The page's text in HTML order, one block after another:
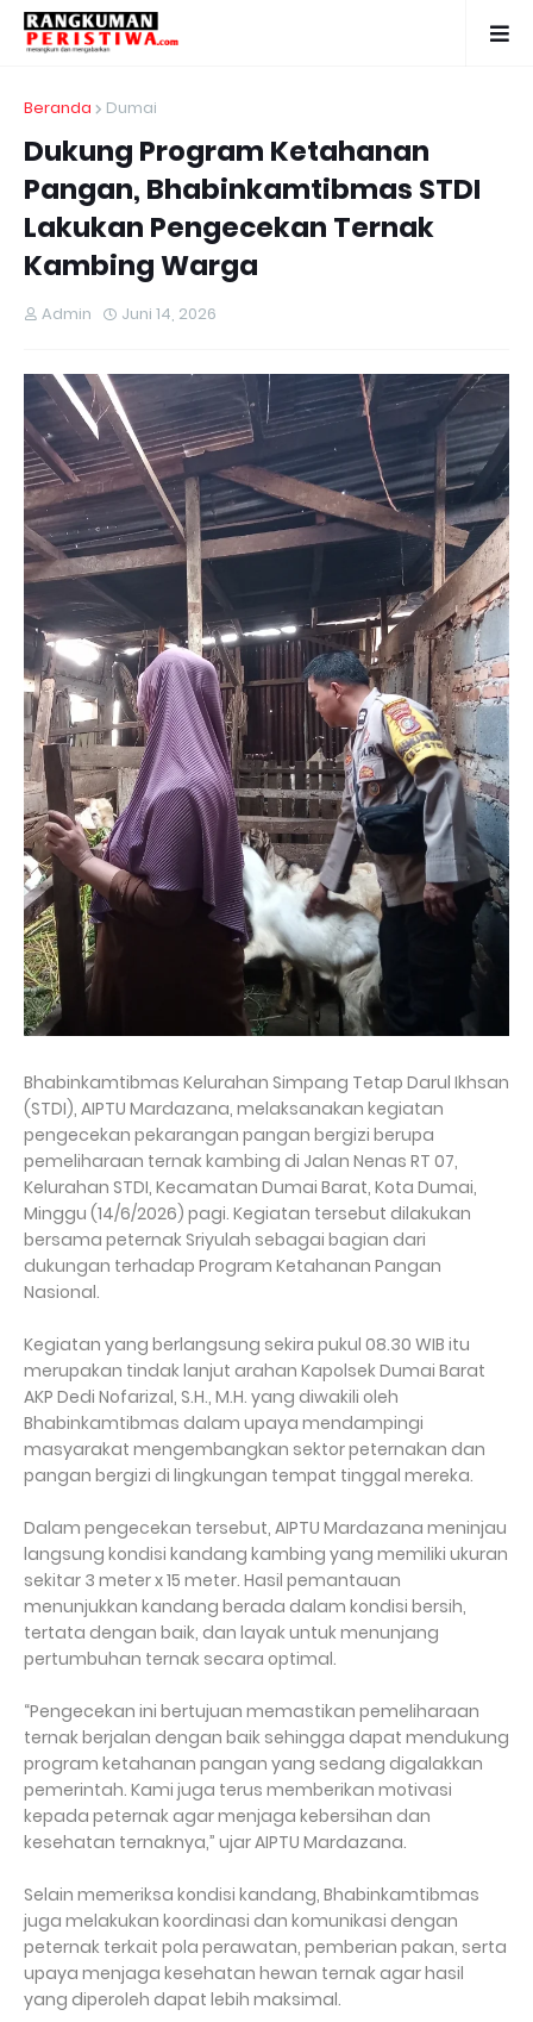
Beranda Dumai
Dukung Program Ketahanan
Pangan, Bhabinkamtibmas STDI
Lakukan Pengecekan Ternak
Kambing Warga
Admin Juni 14, 2026
Bhabinkamtibmas Kelurahan Simpang Tetap Darul Ikhsan
(STDI), AIPTU Mardazana, melaksanakan kegiatan
pengecekan pekarangan pangan bergizi berupa
pemeliharaan ternak kambing di Jalan Nenas RT 07,
Kelurahan STDI, Kecamatan Dumai Barat, Kota Dumai,
Minggu (14/6/2026) pagi. Kegiatan tersebut dilakukan
bersama peternak Sriyulah sebagai bagian dari
dukungan terhadap Program Ketahanan Pangan
Nasional.
Kegiatan yang berlangsung sekira pukul 08.30 WIB itu
merupakan tindak lanjut arahan Kapolsek Dumai Barat
AKP Dedi Nofarizal, S.H., M.H. yang diwakili oleh
Bhabinkamtibmas dalam upaya mendampingi
masyarakat mengembangkan sektor peternakan dan
pangan bergizi di lingkungan tempat tinggal mereka.
Dalam pengecekan tersebut, AIPTU Mardazana meninjau
langsung kondisi kandang kambing yang memiliki ukuran
sekitar 3 meter x 15 meter. Hasil pemantauan
menunjukkan kandang berada dalam kondisi bersih,
tertata dengan baik, dan layak untuk menunjang
pertumbuhan ternak secara optimal.
“Pengecekan ini bertujuan memastikan pemeliharaan
ternak berjalan dengan baik sehingga dapat mendukung
program ketahanan pangan yang sedang digalakkan
pemerintah. Kami juga terus memberikan motivasi
kepada peternak agar menjaga kebersihan dan
kesehatan ternaknya,” ujar AIPTU Mardazana.
Selain memeriksa kondisi kandang, Bhabinkamtibmas
juga melakukan koordinasi dan komunikasi dengan
peternak terkait pola perawatan, pemberian pakan, serta
upaya menjaga kesehatan hewan ternak agar hasil
yang diperoleh dapat lebih maksimal.